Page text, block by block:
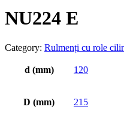
NU224 E
Category: Rulmenți cu role
d (mm) 120
D (mm) 215